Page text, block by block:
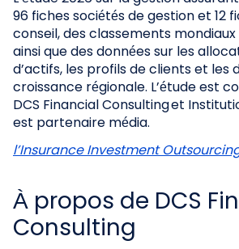
96 fiches sociétés de gestion et 12
conseil, des classements
ainsi que des données sur les
d’actifs, les profils de clients et les
croissance régionale. L’étude est
DCS Financial Consulting et
est partenaire média.
l’Insurance Investment
À propos de DCS
Consulting